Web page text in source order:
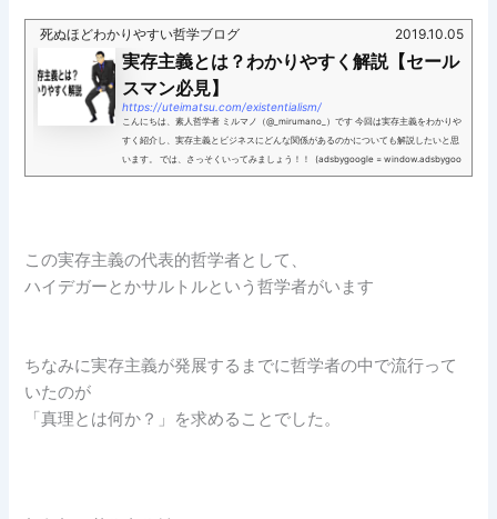
死ぬほどわかりやすい哲学ブログ 2019.10.05
実存主義とは？わかりやすく解説【セール
スマン必見】
https://uteimatsu.com/existentialism/
こんにちは、素人哲学者 ミルマノ（@_mirumano_）です 今回は実存主義をわかりや
すく紹介し、実存主義とビジネスにどんな関係があるのかについても解説したいと思
います。 では、さっそくいってみましょう！！ (adsbygoogle = window.adsbygoo
gle || ).push({}...
この実存主義の代表的哲学者として、
ハイデガーとかサルトルという哲学者がいます
ちなみに実存主義が発展するまでに哲学者の中で流行って
いたのが
「真理とは何か？」を求めることでした。